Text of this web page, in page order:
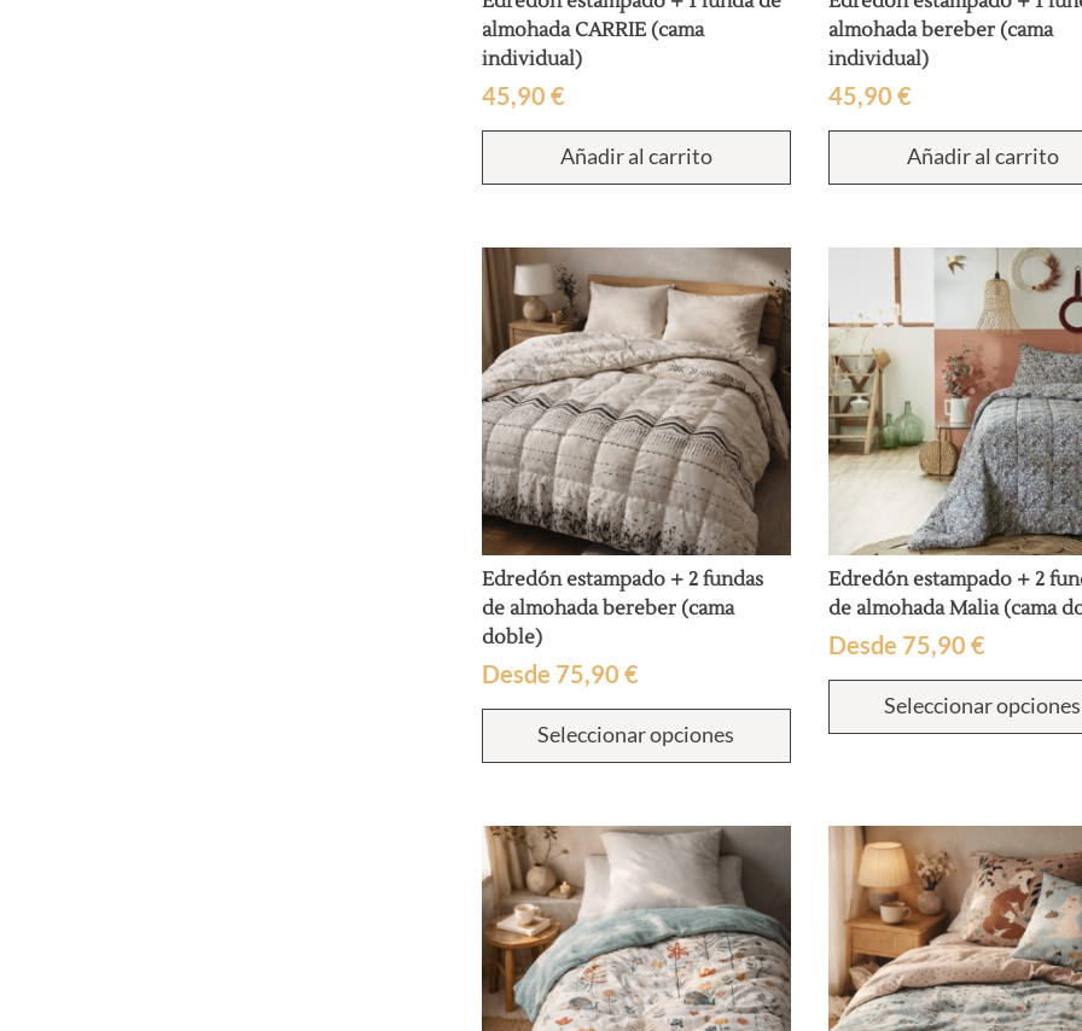
almohada CARRIE (cama
individual)
45,90 €
Añadir al carrito
almohada bereber (cama
individual)
45,90€
Añadir al carrito
Edredón estampado + 2 fundas
de almohada bereber (cama
doble)
Desde 75,90 €
Seleccionar opciones
Este
producto
tiene
opciones
pueden
elegir
en
la
página
Edredón estampado + 2
de almohada Malia (cama
Desde 75,90€
Seleccionar opciones